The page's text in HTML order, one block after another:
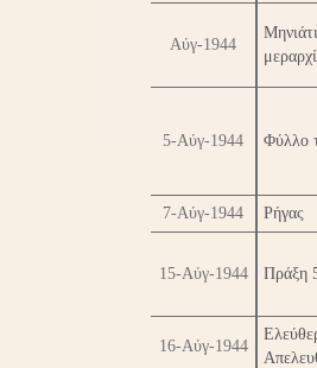
Αύγ-1944
5-Αύγ-1944 Φύλλο
7-Αύγ-1944 Ρήγας
15-Αύγ-1944 Πράξη
16-Αύγ-1944